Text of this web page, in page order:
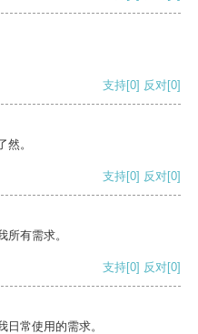
支持[0] 反对[0]
。
支持[0] 反对[0]
有需求。
支持[0] 反对[0]
常使用的需求。